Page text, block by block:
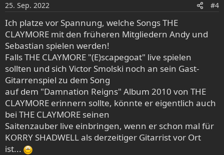
n
e
n
:
25. Sep. 2022 #4
Ich platze vor Spannung, welche Songs THE
CLAYMORE mit den früheren Mitgliedern Andy und
Sebastian spielen werden!
Falls THE CLAYMORE "(E)scapegoat" live spielen
sollten und sich Victor Smolski noch an sein Gast-
Gitarrenspiel zu dem Song
auf dem "Damnation Reigns" Album 2010 von THE
CLAYMORE erinnern sollte, könnte er eigentlich auch
bei THE CLAYMORE seinen
Saitenzauber live einbringen, wenn er schon mal für
KORRY SHADWELL als derzeitiger Gitarrist vor Ort
ist...